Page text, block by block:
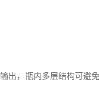
，瓶内多层结构可避